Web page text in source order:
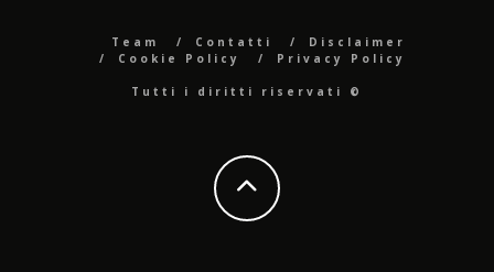
Team Contatti
Disclaimer
Cookie Policy
Privacy Policy
Tutti i diritti riservati ©